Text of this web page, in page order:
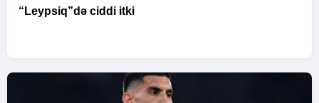
“Leypsiq”də ciddi itki